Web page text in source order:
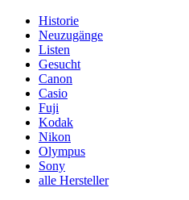
Historie
Neuzugänge
Listen
Gesucht
Canon
Casio
Fuji
Kodak
Nikon
Olympus
Sony
alle Hersteller